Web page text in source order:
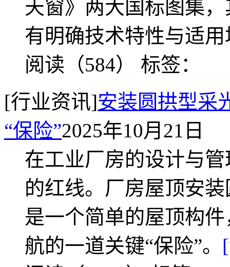
天窗》两大国标图集
有明确技术特性与适
阅读（584） 标签：
[行业资讯]安装圆拱型采
“保险”2025年10月21日
在工业厂房的设计与
的红线。厂房屋顶安
是一个简单的屋顶构
航的一道关键“保险”。